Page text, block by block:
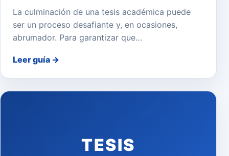
La culminación de una tesis académica puede
ser un proceso desafiante y, en ocasiones,
abrumador. Para garantizar que…
Leer guía →
TESIS